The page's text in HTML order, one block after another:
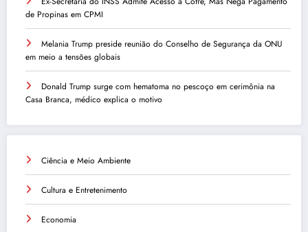
de Propinas em CPMI
Melania Trump preside reunião do Conselho de Segurança da ONU
em meio a tensões globais
Donald Trump surge com hematoma no pescoço em cerimônia na
Casa Branca, médico explica o motivo
Ciência e Meio Ambiente
Cultura e Entretenimento
Economia